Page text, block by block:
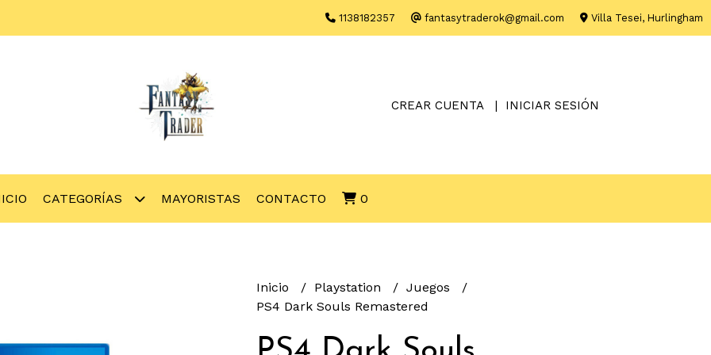
1138182357 fantasytraderok@gmail.com Villa Tesei, Hurlingham
CREAR CUENTA INICIAR SESIÓN
CATEGORÍAS MAYORISTAS CONTACTO 0
Inicio Playstation
Juegos
PS4 Dark Souls Remastered